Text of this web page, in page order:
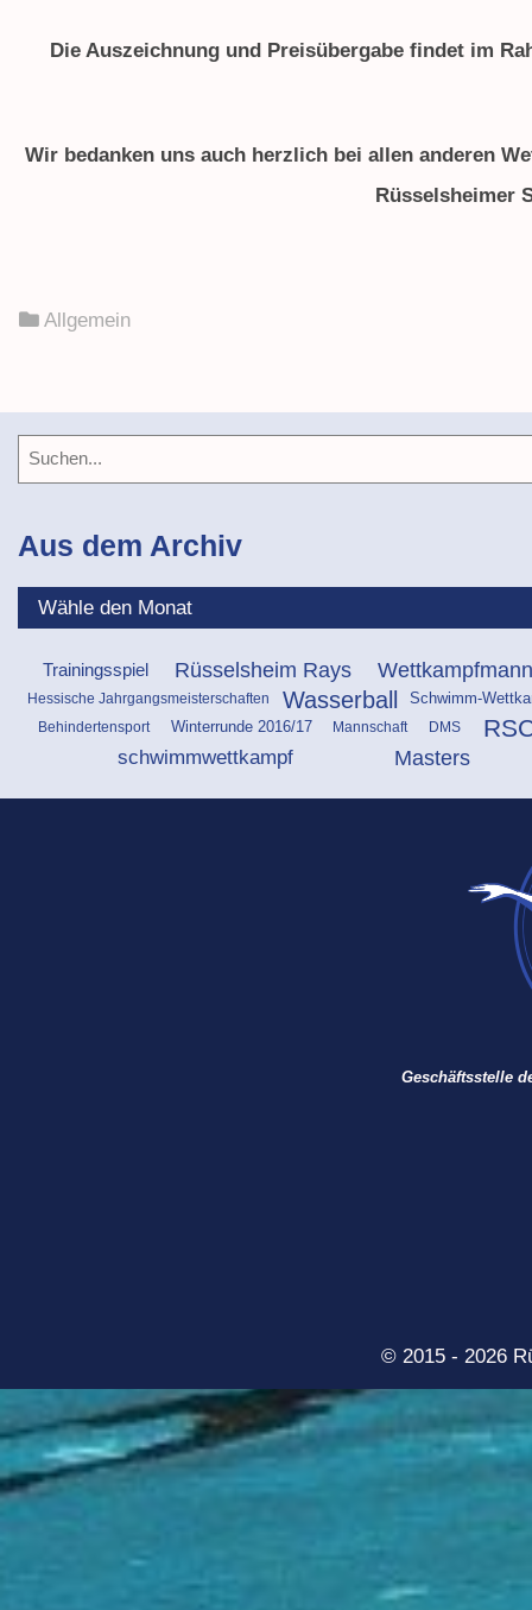
Die Auszeichnung und Preisübergabe findet im
Wir bedanken uns auch herzlich bei allen anderen
Rüsselsheimer
Allgemein
Aus dem Archiv
Trainingsspiel Rüsselsheim Rays
Hessische Jahrgangsmeisterschaften Wasserball
Schwimm-
Behindertensport
Winterrunde 2016/17 Mannschaft DMS
schwimmwettkampf Masters
Geschäftsstelle
© 2015 - 2026